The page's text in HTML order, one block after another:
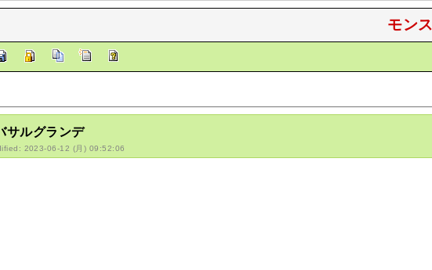
モン
サルグランデ
2023-06-12 (月) 09:52:06